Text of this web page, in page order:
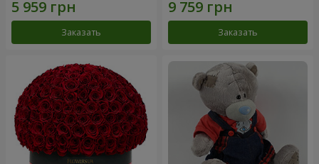
Заказать Заказать